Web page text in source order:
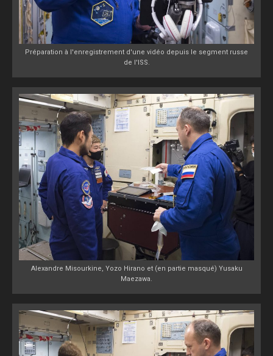
Préparation à l'enregistrement d'une vidéo depuis le segment russe
de l'ISS.
Alexandre Misourkine, Yozo Hirano et (en partie masqué) Yusaku
Maezawa.